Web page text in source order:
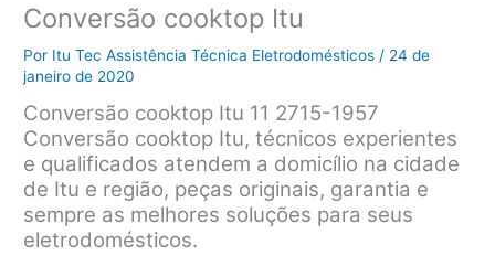
Conversão cooktop Itu
Por Itu Tec Assistência Técnica Eletrodomésticos / 24 de
janeiro de 2020
Conversão cooktop Itu 11 2715-1957
Conversão cooktop Itu, técnicos experientes
e qualificados atendem a domicílio na cidade
de Itu e região, peças originais, garantia e
sempre as melhores soluções para seus
eletrodomésticos.